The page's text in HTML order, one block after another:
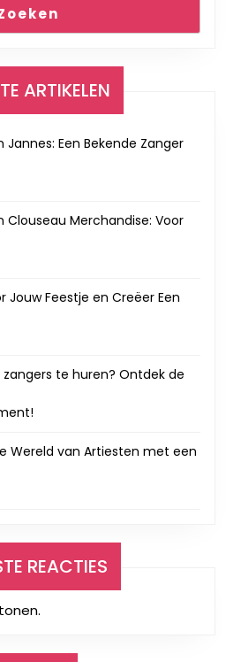
ARTIKELEN
Een Bekende Zanger
Clouseau Merchandise: Voor
Jouw Feestje en Creëer Een
te huren? Ontdek de
Wereld van Artiesten met een
REACTIES